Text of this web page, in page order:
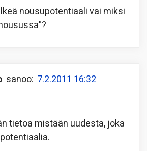
nousupotentiaali vai miksi
sanoo: 7.2.2011 16:32
tietoa mistään uudesta, joka